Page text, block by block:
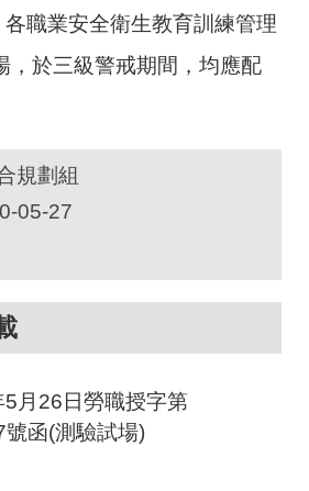
各職業安全衛生教育訓練管理
，於三級警戒期間，均應配
規劃組
05-27
月26日勞職授字第
函(測驗試場)